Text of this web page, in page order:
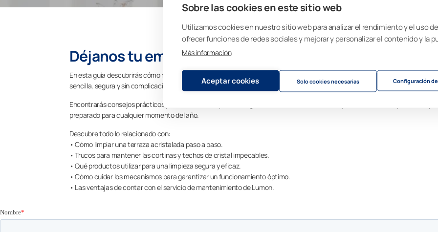
Sobre las cookies en este sitio web
Utilizamos cookies en nuestro sitio web para analizar el rendimiento y el uso
ofrecer funciones de redes sociales y mejorar y personalizar el contenido y la
Más información
Aceptar cookies Solo cookies necesarias Configuración
Déjanos tu email para mandarte nuestra guía
En esta guía descubrirás cómo mantener tu terraza, las cortinas de cristal y los techos de cristal en perfecto estado de forma
sencilla, segura y sin complicaciones.
Encontrarás consejos prácticos para facilitar la limpieza, alargar la vida útil de tu instalación y disfrutar de un espacio siempre
preparado para cualquier momento del año.
Descubre todo lo relacionado con:
• Cómo limpiar una terraza acristalada paso a paso.
• Trucos para mantener las cortinas y techos de cristal impecables.
• Qué productos utilizar para una limpieza segura y eficaz.
• Cómo cuidar los mecanismos para garantizar un funcionamiento óptimo.
• Las ventajas de contar con el servicio de mantenimiento de Lumon.